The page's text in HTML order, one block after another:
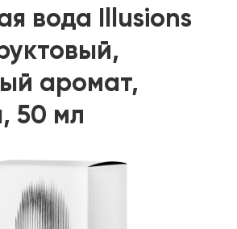
вода Illusions
аромат,
50 мл